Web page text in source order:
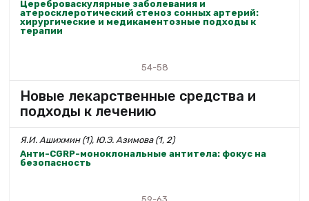
Цереброваскулярные заболевания и
атеросклеротический стеноз сонных артерий:
хирургические и медикаментозные подходы к
терапии
54-58
Новые лекарственные средства и
подходы к лечению
Я.И. Ашихмин (1), Ю.Э. Азимова (1, 2)
Анти-CGRP-моноклональные антитела: фокус на
безопасность